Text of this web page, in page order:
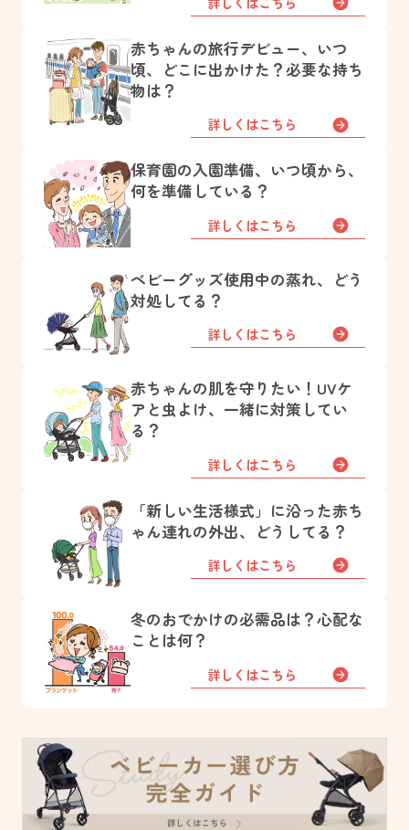
赤ちゃんの旅行デビュー、いつ
頃、どこに出かけた？必要な持ち
物は？
詳しくはこちら
保育園の入園準備、いつ頃から、
何を準備している？
詳しくはこちら
ベビーグッズ使用中の蒸れ、どう
対処してる？
詳しくはこちら
赤ちゃんの肌を守りたい！UVケ
アと虫よけ、一緒に対策してい
る？
詳しくはこちら
「新しい生活様式」に沿った赤ち
ゃん連れの外出、どうしてる？
詳しくはこちら
冬のおでかけの必需品は？心配な
ことは何？
詳しくはこちら